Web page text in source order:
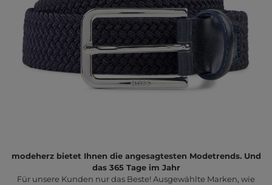
modeherz bietet Ihnen die angesagtesten Modetrends. Und
das 365 Tage im Jahr
Für unsere Kunden nur das Beste! Ausgewählte Marken, wie